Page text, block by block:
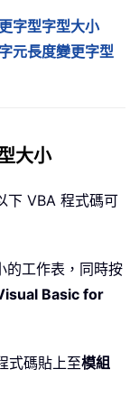
字型字型大小
元長度變更字型
大小
下 VBA 程式碼可
的工作表，同時按
Basic for
式碼貼上至模組